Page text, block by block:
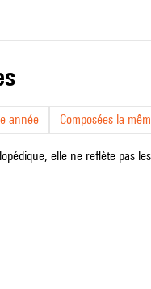
année Composées la
elle ne reflète pas